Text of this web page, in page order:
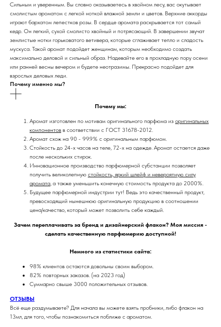
Сильным и уверенным. Вы словно оказываетесь в хвойном лесу, вас окутывает
смолистым ароматом с легкой ноткой влажной земли и цветов. Верхние аккорды
играют бархатом лепестков розы. В сердце аромата раскрывается тот самый
кедр. Он легкий, сухой смолисто хвойный и потрясающий. В завершении звучат
землистые нотки горьковатого ветивера, которые сглаживает тепло и сладость
мускуса. Такой аромат подойдет женщинам, которым необходимо создать
максимально деловой и сильный образ. Надевайте его в прохладную пору осени
или ранней весны вечером и будете неотразимы. Прекрасно подойдет для
взрослых деловых леди.
Почему именно мы?
Почему мы:
Аромат изготовлен по мотивам оригинального парфюма из оригинальных
компонентов в соответствии с ГОСТ 31678-2012.
Аромат схож на 90 - 99.9% с оригинальным парфюмом.
Стойкость до 24-х часов на теле, 72-х на одежде. Аромат остается даже
после нескольких стирок.
Инновационное производство парфюмерной субстанции позволяет
получить великолепную стойкость, яркий шлейф и невероятную силу
аромата, а также уменьшить конечную стоимость продукта до 2000%.
Будущее парфюмерной индустрии тут! Ведь это качественный продукт,
превосходящий нынешнюю оригинальную продукцию в соотношении
цена/качество, который может позволить себе каждый.
Зачем переплачивать за бренд и дизайнерский флакон? Моя миссия -
сделать качественную парфюмерию доступной!
Немного из статистики сайта:
98% клиентов остаются довольны своим выбором.
82% повторных заказов. (на 2023 год)
Суммарно свыше 3000 положительных отзывов.
ОТЗЫВЫ
Всё еще раздумываете? Для начала вы можете взять пробники, либо флакон на
13мл, для того, чтобы познакомиться поближе с ароматом.